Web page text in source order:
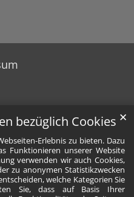
bezüglich Cookies
Erlebnis zu bieten. Dazu
Funktionieren unserer Website
verwenden wir auch Cookies,
zu anonymen Statistikzwecken
welche Kategorien Sie
Sie, dass auf Basis Ihrer
✕